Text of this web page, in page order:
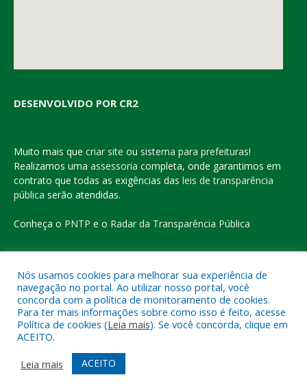
DESENVOLVIDO POR CR2
Muito mais que criar site ou sistema para prefeituras!
Realizamos uma assessoria completa, onde garantimos em
contrato que todas as exigências das leis de transparência
pública serão atendidas.
Conheça o PNTP e o Radar da Transparência Pública
Todos os direitos reservados a Prefeitura Municipal de Eldorado
do Carajás
Mapa do Site
Acessar o Webmail
Nós usamos cookies para melhorar sua experiência de
navegação no portal. Ao utilizar nosso portal, você
concorda com a política de monitoramento de cookies.
Para ter mais informações sobre como isso é feito, acesse
Política de cookies (Leia mais). Se você concorda, clique em
ACEITO.
Leia mais
ACEITO